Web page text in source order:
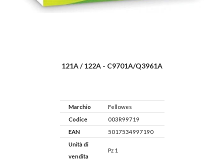
121A / 122A - C9701A/Q3961A
Marchio
Fellowes
Codice
003R99719
EAN
5017534997190
Unità di
vendita
Pz 1